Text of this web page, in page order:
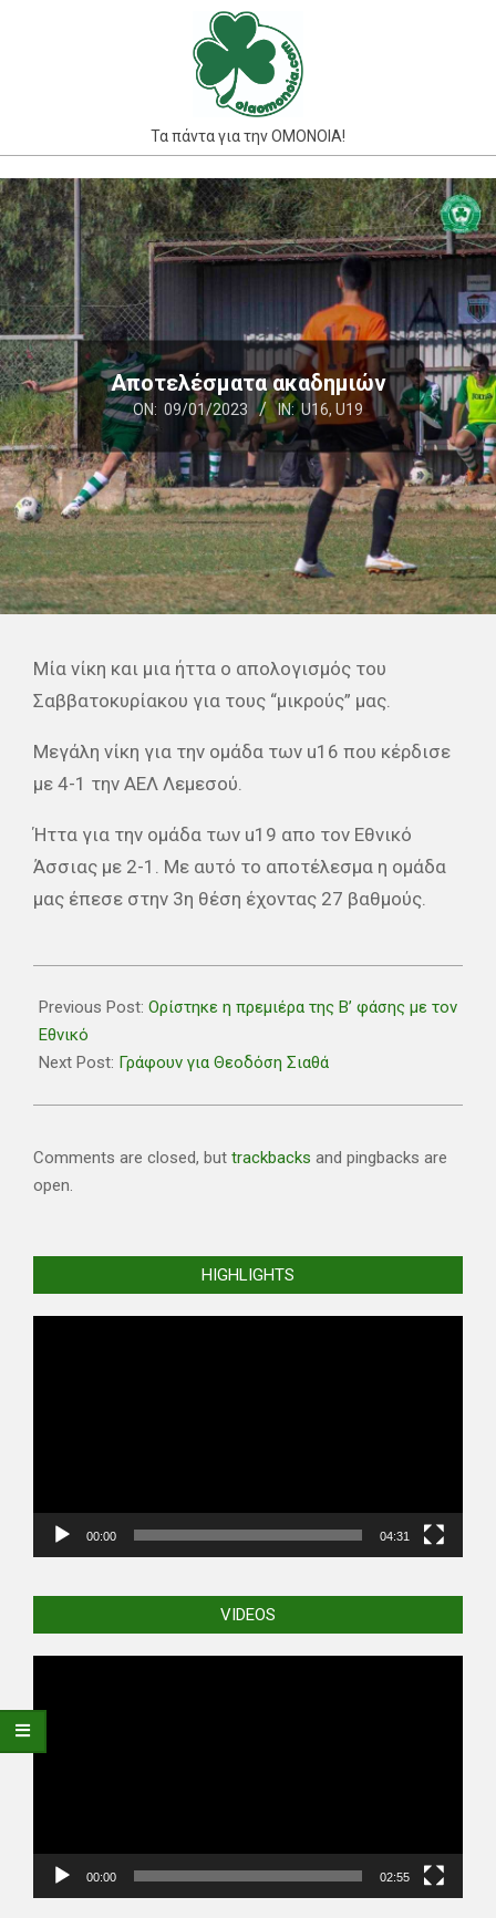
Τα πάντα για την ΟΜΟΝΟΙΑ!
Primary
Navigation
Menu
Αποτελέσματα ακαδημιών
ON: 09/01/2023 IN: U16, U19
Μία νίκη και μια ήττα ο απολογισμός του
Σαββατοκυρίακου για τους “μικρούς” μας.
Μεγάλη νίκη για την ομάδα των u16 που κέρδισε
με 4-1 την ΑΕΛ Λεμεσού.
Ήττα για την ομάδα των u19 απο τον Εθνικό
Άσσιας με 2-1. Με αυτό το αποτέλεσμα η ομάδα
μας έπεσε στην 3η θέση έχοντας 27 βαθμούς.
01-
09
Previous Post: Ορίστηκε η πρεμιέρα της Β’ φάσης με τον
Εθνικό
Next Post: Γράφουν για Θεοδόση Σιαθά
Comments are closed, but trackbacks and pingbacks are
open.
HIGHLIGHTS
00:00 04:31
VIDEOS
00:00 02:55